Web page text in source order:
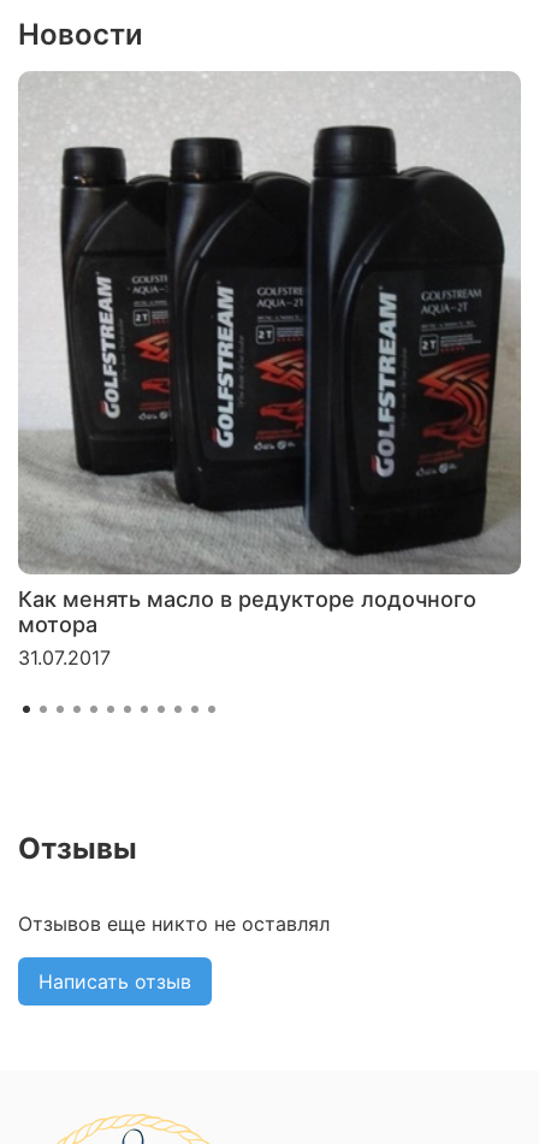
Новости
Как менять масло в редукторе лодочного
мотора
31.07.2017
Отзывы
Отзывов еще никто не оставлял
Написать отзыв